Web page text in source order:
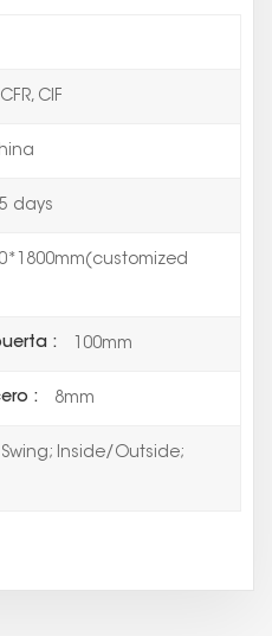
CIF
days
: 100mm
: 8mm
Swing; Inside/Outside;